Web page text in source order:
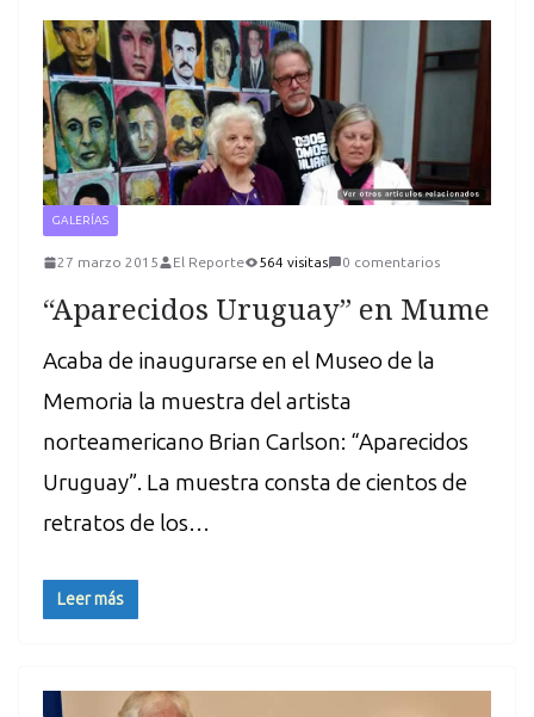
GALERÍAS
27 marzo 2015 El Reporte 564 visitas 0 comentarios
“Aparecidos Uruguay” en Mume
Acaba de inaugurarse en el Museo de la
Memoria la muestra del artista
norteamericano Brian Carlson: “Aparecidos
Uruguay”. La muestra consta de cientos de
retratos de los…
Leer más